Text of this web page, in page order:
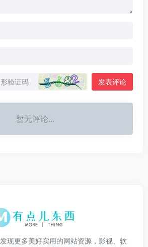
发表评论
暂无评论...
现更多美好实用的网站资源，影视、软